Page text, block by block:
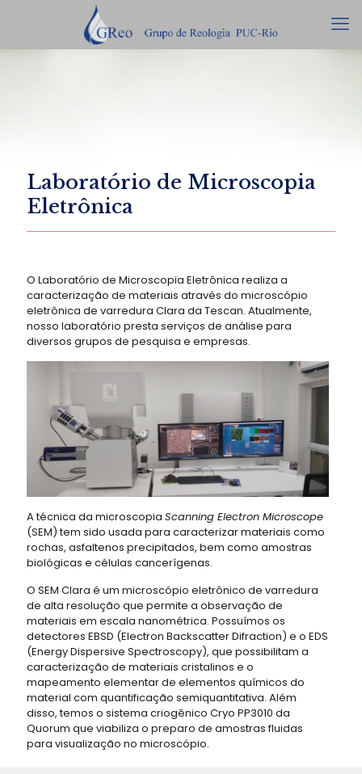
Laboratório de Microscopia
Eletrônica
O Laboratório de Microscopia Eletrônica realiza a
caracterização de materiais através do microscópio
eletrônica de varredura Clara da Tescan. Atualmente,
nosso laboratório presta serviços de análise para
diversos grupos de pesquisa e empresas.
A técnica da microscopia Scanning Electron Microscope
(SEM) tem sido usada para caracterizar materiais como
rochas, asfaltenos precipitados, bem como amostras
biológicas e células cancerígenas.
O SEM Clara é um microscópio eletrônico de varredura
de alta resolução que permite a observação de
materiais em escala nanométrica. Possuímos os
detectores EBSD (Electron Backscatter Difraction) e o EDS
(Energy Dispersive Spectroscopy), que possibilitam a
caracterização de materiais cristalinos e o
mapeamento elementar de elementos químicos do
material com quantificação semiquantitativa. Além
disso, temos o sistema criogênico Cryo PP3010 da
Quorum que viabiliza o preparo de amostras fluidas
para visualização no microscópio.